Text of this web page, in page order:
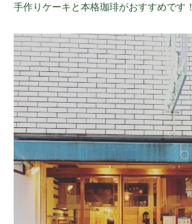
手作りケーキと本格珈琲がおすすめです！